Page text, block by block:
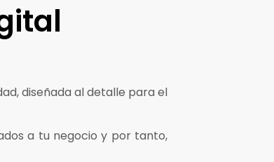
diseñada al detalle para el
a tu negocio y por tanto,